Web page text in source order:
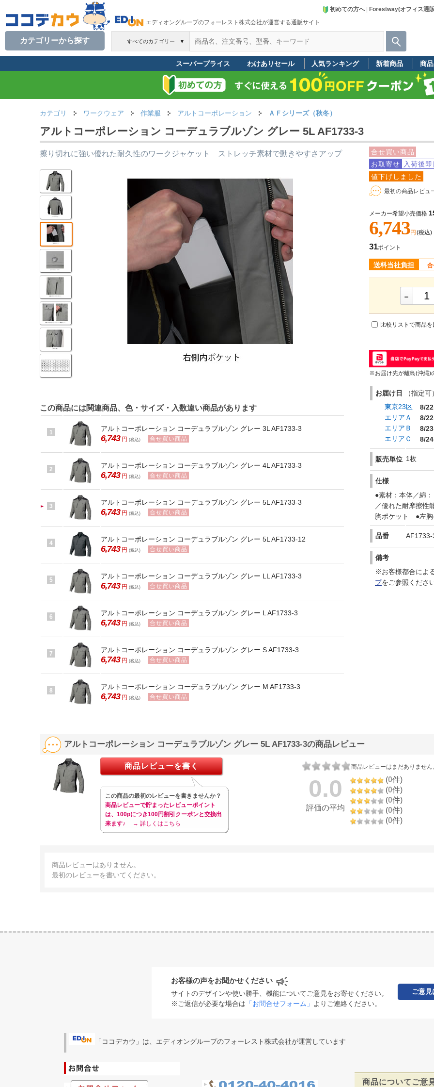
エディオングループのフォーレスト株式会社が運営する通販サイト
初めての方へ| Forestway(オフィス通
すべてのカテゴリー ▼
カテゴリーから探す
スーパープライス わけありセール 人気ランキング 新着商品 商
カテゴリ ワークウェア 作業服 アルトコーポレーション ＡＦシリーズ（秋冬）
アルトコーポレーション コーデュラブルゾン グレー 5L AF1733-3
合せ買い商品
お取寄せ
入荷後
値下げしました
最初の商品レビュ
メーカー希望小売価格
6,743円 (税込)
31ポイント
送料当社負担
-
比較リストで商品
※お届け先が離島(沖縄)
お届け日
（指定
東京23区
8/22
エリアＡ
8/22
エリアＢ
8/23
エリアＣ
8/24
販売単位 1枚
仕様
●素材：本体／綿
／優れた耐摩擦性
胸ポケット ●左
品番 AF1733-
備考
※お客様都合によ
プをご参照くださ
擦り切れに強い優れた耐久性のワークジャケット ストレッチ素材で動きやすさアップ
この商品には関連商品、色・サイズ・入数違い商品があります
1 アルトコーポレーション コーデュラブルゾン グレー 3L AF1733-3
6,743 円 (税込) 合せ買い商品
2 アルトコーポレーション コーデュラブルゾン グレー 4L AF1733-3
6,743 円 (税込) 合せ買い商品
3 アルトコーポレーション コーデュラブルゾン グレー 5L AF1733-3
6,743 円 (税込) 合せ買い商品
4 アルトコーポレーション コーデュラブルゾン グレー 5L AF1733-12
6,743 円 (税込) 合せ買い商品
5 アルトコーポレーション コーデュラブルゾン グレー LL AF1733-3
6,743 円 (税込) 合せ買い商品
6 アルトコーポレーション コーデュラブルゾン グレー L AF1733-3
6,743 円 (税込) 合せ買い商品
7 アルトコーポレーション コーデュラブルゾン グレー S AF1733-3
6,743 円 (税込) 合せ買い商品
8 アルトコーポレーション コーデュラブルゾン グレー M AF1733-3
6,743 円 (税込) 合せ買い商品
アルトコーポレーション コーデュラブルゾン グレー 5L AF1733-3の商品レビュー
商品レビューはまだありません
0.0
評価の平均
(0件)
(0件)
(0件)
(0件)
(0件)
商品レビューを書く
この商品の最初のレビューを書きませんか？
商品レビューで貯まったレビューポイント
は、100pにつき100円割引クーポンと交換出
来ます♪
→ 詳しくはこちら
商品レビューはありません。
最初のレビューを書いてください。
お客様の声をお聞かせください
サイトのデザインや使い勝手、機能についてご意見をお寄せください。
※ご返信が必要な場合は 「お問合せフォーム」 よりご連絡ください。
ご意見
「ココデカウ」は、エディオングループのフォーレスト株式会社が運営しています
商品についてご意